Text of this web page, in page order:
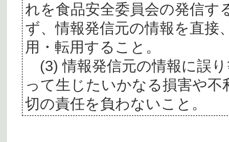
れを食品安全委員会の発信す
ず、情報発信元の情報を直接
用・転用すること。
(3) 情報発信元の情報に誤
って生じたいかなる損害や
切の責任を負わないこと。